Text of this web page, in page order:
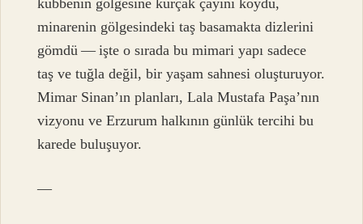
minarenin gölgesindeki taş basamakta dizlerini
gömdü — işte o sırada bu mimari yapı sadece
taş ve tuğla değil, bir yaşam sahnesi oluşturuyor.
Mimar Sinan’ın planları, Lala Mustafa Paşa’nın
vizyonu ve Erzurum halkının günlük tercihi bu
karede buluşuyor.
—